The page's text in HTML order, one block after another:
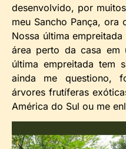
desenvolvido, por
meu Sancho Pança, ora
Nossa última
área perto da casa em
última empreitada tem
ainda me questiono,
árvores frutíferas
América do Sul ou me